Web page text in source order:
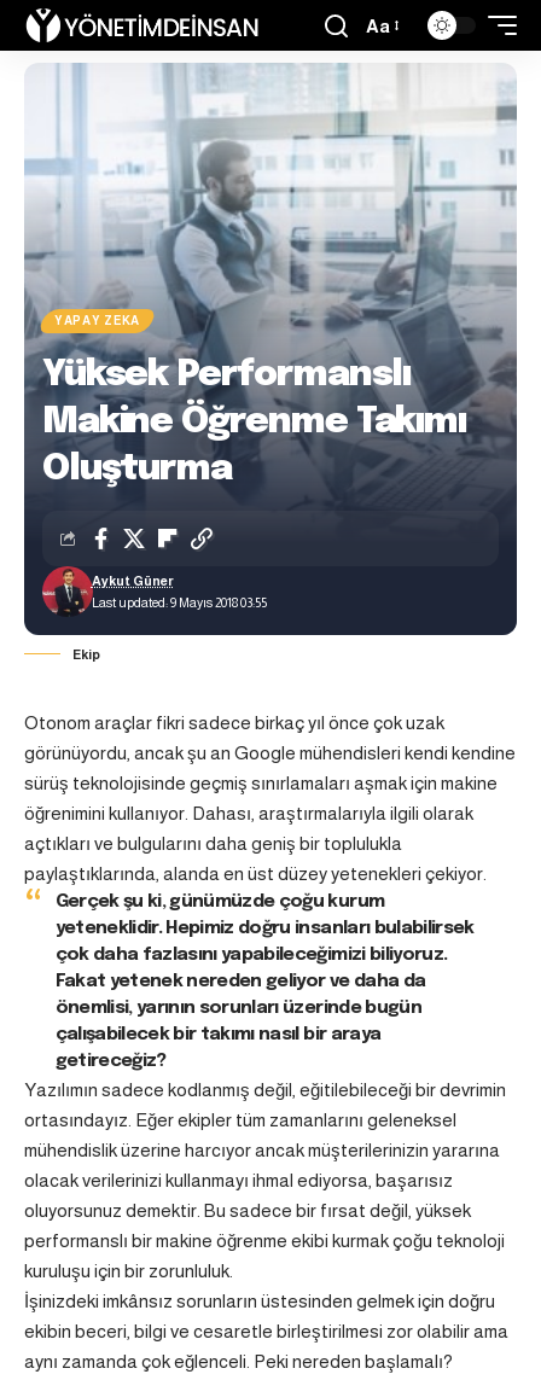
Aa
YAPAY ZEKA
Yüksek Performanslı
Makine Öğrenme Takımı
Oluşturma
Last updated: 9 Mayıs 2018 03:55
Aykut Güner
Ekip
Otonom araçlar fikri sadece birkaç yıl önce çok uzak
görünüyordu, ancak şu an Google mühendisleri kendi kendine
sürüş teknolojisinde geçmiş sınırlamaları aşmak için makine
öğrenimini kullanıyor. Dahası, araştırmalarıyla ilgili olarak
açtıkları ve bulgularını daha geniş bir toplulukla
paylaştıklarında, alanda en üst düzey yetenekleri çekiyor.
Gerçek şu ki, günümüzde çoğu kurum
yeteneklidir. Hepimiz doğru insanları bulabilirsek
çok daha fazlasını yapabileceğimizi biliyoruz.
Fakat yetenek nereden geliyor ve daha da
önemlisi, yarının sorunları üzerinde bugün
çalışabilecek bir takımı nasıl bir araya
getireceğiz?
Yazılımın sadece kodlanmış değil, eğitilebileceği bir devrimin
ortasındayız. Eğer ekipler tüm zamanlarını geleneksel
mühendislik üzerine harcıyor ancak müşterilerinizin yararına
olacak verilerinizi kullanmayı ihmal ediyorsa, başarısız
oluyorsunuz demektir. Bu sadece bir fırsat değil, yüksek
performanslı bir makine öğrenme ekibi kurmak çoğu teknoloji
kuruluşu için bir zorunluluk.
İşinizdeki imkânsız sorunların üstesinden gelmek için doğru
ekibin beceri, bilgi ve cesaretle birleştirilmesi zor olabilir ama
aynı zamanda çok eğlenceli. Peki nereden başlamalı?